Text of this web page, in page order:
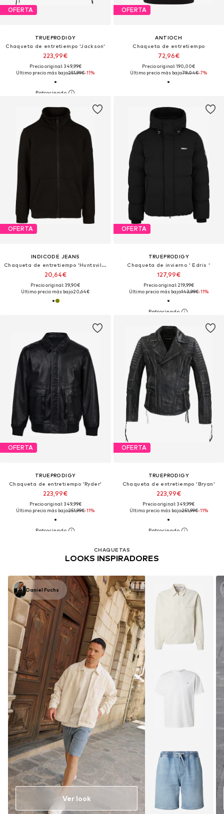
OFERTA
TRUEPRODIGY
Chaqueta de entretiempo 'Jackson'
223,99€
Precio original: 349,99€
Último precio más bajo:251,99€-11%
OFERTA
ANTIOCH
Chaqueta de entretiempo
72,96€
Precio original: 190,00€
Último precio más bajo:79,04€-7%
OFERTA
INDICODE JEANS
Chaqueta de entretiempo 'Huntsville'
20,64€
Precio original: 39,90€
Último precio más bajo:20,64€
OFERTA
TRUEPRODIGY
Chaqueta de invierno ' Edris '
127,99€
Precio original: 219,99€
Último precio más bajo:143,99€-11%
OFERTA
TRUEPRODIGY
Chaqueta de entretiempo 'Ryder'
223,99€
Precio original: 349,99€
Último precio más bajo:251,99€-11%
CHAQUETAS
LOOKS INSPIRADORES
Daniel Fuchs
Ver look
OFERTA
TRUEPRODIGY
Chaqueta de entretiempo 'Bryan'
223,99€
Precio original: 349,99€
Último precio más bajo:251,99€-11%